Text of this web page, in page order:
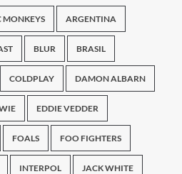
MONKEYS ARGENTINA
BLUR BRASIL
COLDPLAY DAMON ALBARN
EDDIE VEDDER
FOALS FOO FIGHTERS
INTERPOL JACK WHITE